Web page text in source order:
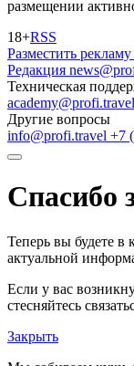
размещении
18+RSS
Разместить рекламу
Редакция
Техническая
academy@profi.travel
Другие вопросы
info@profi.travel +7
Спасибо
Теперь вы будете в
актуальной
Если у вас
стесняйтесь
Закрыть